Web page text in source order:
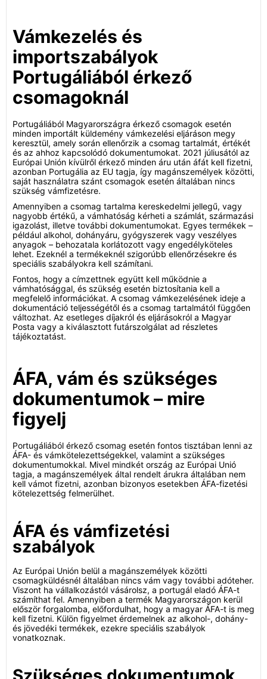
Vámkezelés és
importszabályok
Portugáliából érkező
csomagoknál
Portugáliából Magyarországra érkező csomagok esetén
minden importált küldemény vámkezelési eljáráson megy
keresztül, amely során ellenőrzik a csomag tartalmát, értékét
és az ahhoz kapcsolódó dokumentumokat. 2021 júliusától az
Európai Unión kívülről érkező minden áru után áfát kell fizetni,
azonban Portugália az EU tagja, így magánszemélyek közötti,
saját használatra szánt csomagok esetén általában nincs
szükség vámfizetésre.
Amennyiben a csomag tartalma kereskedelmi jellegű, vagy
nagyobb értékű, a vámhatóság kérheti a számlát, származási
igazolást, illetve további dokumentumokat. Egyes termékek –
például alkohol, dohányáru, gyógyszerek vagy veszélyes
anyagok – behozatala korlátozott vagy engedélyköteles
lehet. Ezeknél a termékeknél szigorúbb ellenőrzésekre és
speciális szabályokra kell számítani.
Fontos, hogy a címzettnek együtt kell működnie a
vámhatósággal, és szükség esetén biztosítania kell a
megfelelő információkat. A csomag vámkezelésének ideje a
dokumentáció teljességétől és a csomag tartalmától függően
változhat. Az esetleges díjakról és eljárásokról a Magyar
Posta vagy a kiválasztott futárszolgálat ad részletes
tájékoztatást.
ÁFA, vám és szükséges
dokumentumok – mire
figyelj
Portugáliából érkező csomag esetén fontos tisztában lenni az
ÁFA- és vámkötelezettségekkel, valamint a szükséges
dokumentumokkal. Mivel mindkét ország az Európai Unió
tagja, a magánszemélyek által rendelt árukra általában nem
kell vámot fizetni, azonban bizonyos esetekben ÁFA-fizetési
kötelezettség felmerülhet.
ÁFA és vámfizetési
szabályok
Az Európai Unión belül a magánszemélyek közötti
csomagküldésnél általában nincs vám vagy további adóteher.
Viszont ha vállalkozástól vásárolsz, a portugál eladó ÁFA-t
számíthat fel. Amennyiben a termék Magyarországon kerül
először forgalomba, előfordulhat, hogy a magyar ÁFA-t is meg
kell fizetni. Külön figyelmet érdemelnek az alkohol-, dohány-
és jövedéki termékek, ezekre speciális szabályok
vonatkoznak.